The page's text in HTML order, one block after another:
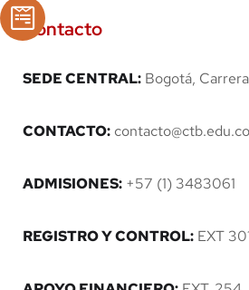
Contacto
SEDE CENTRAL: Bogotá,
CONTACTO: contacto@ctb.edu.co
ADMISIONES: +57 (1) 3483061
REGISTRO Y CONTROL: EXT